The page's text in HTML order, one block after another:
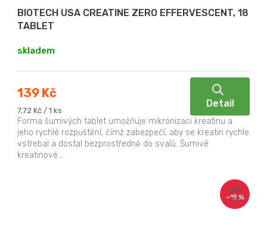
BIOTECH USA CREATINE ZERO EFFERVESCENT, 18
TABLET
skladem
139 Kč
Měrná
cena:
7,72 Kč / 1 ks
Detail
Forma šumivých tablet umožňuje mikronizaci kreatinu a
jeho rychlé rozpuštění, čímž zabezpečí, aby se kreatin rychle
vstřebal a dostal bezprostředně do svalů. Šumivé
kreatinové...
590
Kč
–15 %